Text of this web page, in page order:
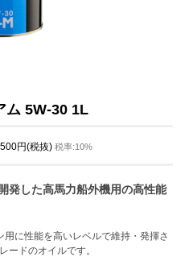
ム 5W-30 1L
円(税抜) 税率:10%
発した高馬力船外機用の高性能
に性能を高いレベルで維持・発揮さ
ードのオイルです。